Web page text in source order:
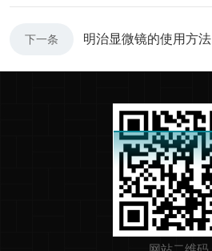
下一条 明治显微镜的使用方法